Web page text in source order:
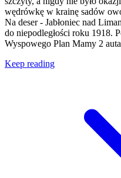
wędrówkę w krainę sadów
Na deser - Jabłoniec nad
do niepodległości roku 1918.
Wyspowego Plan Mamy 2
Keep reading